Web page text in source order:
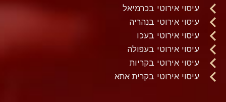
עיסוי אירוטי בכרמיאל
עיסוי אירוטי בנהריה
עיסוי אירוטי בעכו
עיסוי אירוטי בעפולה
עיסוי אירוטי בקריות
עיסוי אירוטי בקרית אתא